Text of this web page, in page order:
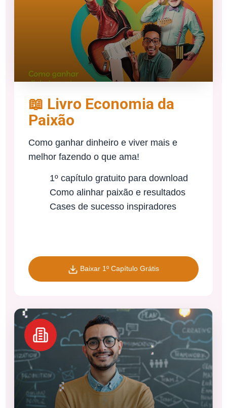
📖 Livro Economia da
Paixão
Como ganhar dinheiro e viver mais e
melhor fazendo o que ama!
1º capítulo gratuito para download
Como alinhar paixão e resultados
Cases de sucesso inspiradores
Baixar 1º Capítulo Grátis